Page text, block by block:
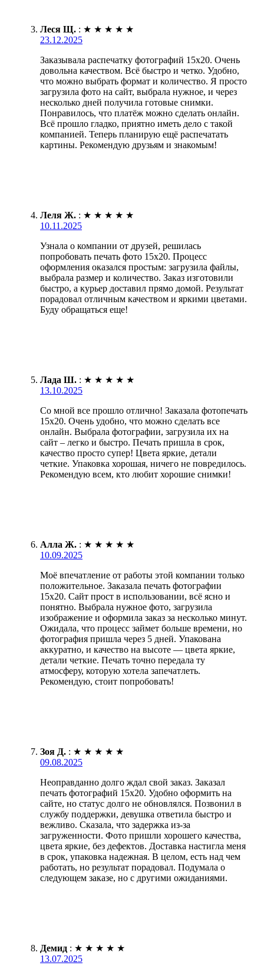
Леся Щ. : ★ ★ ★ ★ ★
23.12.2025
Заказывала распечатку фотографий 15х20. Очень
довольна качеством. Всё быстро и четко. Удобно,
что можно выбрать формат и количество. Я просто
загрузила фото на сайт, выбрала нужное, и через
несколько дней получила готовые снимки.
Понравилось, что платёж можно сделать онлайн.
Всё прошло гладко, приятно иметь дело с такой
компанией. Теперь планирую ещё распечатать
картины. Рекомендую друзьям и знакомым!
Леля Ж. : ★ ★ ★ ★ ★
10.11.2025
Узнала о компании от друзей, решилась
попробовать печать фото 15х20. Процесс
оформления оказался простым: загрузила файлы,
выбрала размер и количество. Заказ изготовили
быстро, а курьер доставил прямо домой. Результат
порадовал отличным качеством и яркими цветами.
Буду обращаться еще!
Лада Ш. : ★ ★ ★ ★ ★
13.10.2025
Со мной все прошло отлично! Заказала фотопечать
15х20. Очень удобно, что можно сделать все
онлайн. Выбрала фотографии, загрузила их на
сайт – легко и быстро. Печать пришла в срок,
качество просто супер! Цвета яркие, детали
четкие. Упаковка хорошая, ничего не повредилось.
Рекомендую всем, кто любит хорошие снимки!
Алла Ж. : ★ ★ ★ ★ ★
10.09.2025
Моё впечатление от работы этой компании только
положительное. Заказала печать фотографии
15х20. Сайт прост в использовании, всё ясно и
понятно. Выбрала нужное фото, загрузила
изображение и оформила заказ за несколько минут.
Ожидала, что процесс займет больше времени, но
фотография пришла через 5 дней. Упакована
аккуратно, и качество на высоте — цвета яркие,
детали четкие. Печать точно передала ту
атмосферу, которую хотела запечатлеть.
Рекомендую, стоит попробовать!
Зоя Д. : ★ ★ ★ ★ ★
09.08.2025
Неоправданно долго ждал свой заказ. Заказал
печать фотографий 15х20. Удобно оформить на
сайте, но статус долго не обновлялся. Позвонил в
службу поддержки, девушка ответила быстро и
вежливо. Сказала, что задержка из-за
загруженности. Фото пришли хорошего качества,
цвета яркие, без дефектов. Доставка настигла меня
в срок, упаковка надежная. В целом, есть над чем
работать, но результат порадовал. Подумала о
следующем заказе, но с другими ожиданиями.
Демид : ★ ★ ★ ★ ★
13.07.2025